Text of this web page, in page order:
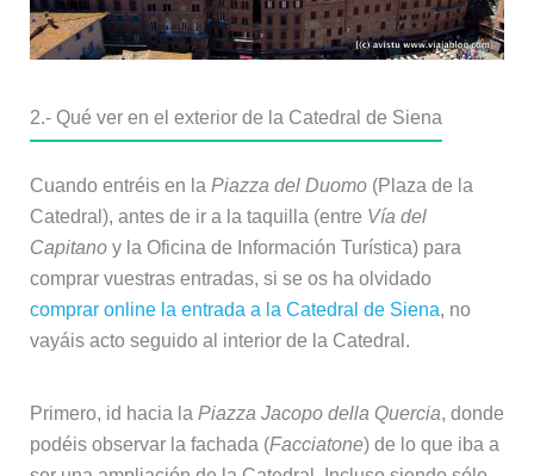
2.- Qué ver en el exterior de la Catedral de Siena
Cuando entréis en la Piazza del Duomo(Plaza de la
Catedral), antes de ir a la taquilla (entre Vía del
Capitanoy la Oficina de Información Turística) para
comprar vuestras entradas, si se os ha olvidado
comprar online la entrada a la Catedral de Siena, no
vayáis acto seguido al interior de la Catedral.
Primero, id hacia la Piazza Jacopo della Quercia, donde
podéis observar la fachada (Facciatone) de lo que iba a